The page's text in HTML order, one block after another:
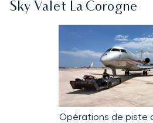
Sky Valet La Corogne
Opérations de piste